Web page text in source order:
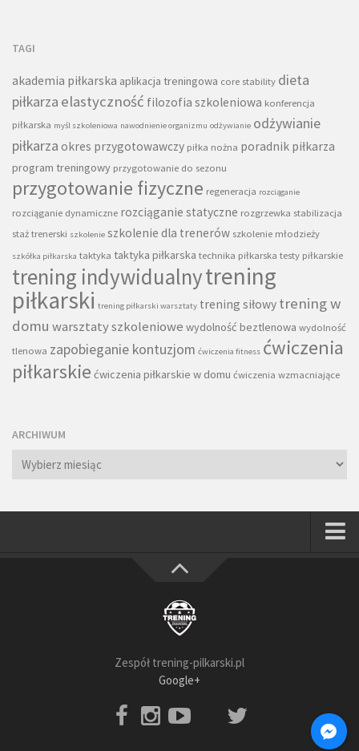
TAGI
akademia piłkarska aplikacja treningowa core stability dieta
piłkarza elastyczność filozofia szkoleniowa konferencja
piłkarska myśl szkoleniowa nawodnienie organizmu odżywianie odżywianie
piłkarza okres przygotowawczy piłka nożna poradnik piłkarza
program treningowy przygotowanie do sezonu
przygotowanie fizyczne regeneracja rozciąganie
rozciąganie dynamiczne rozciąganie statyczne rozgrzewka stabilizacja
staż trenerski szkolenie szkolenie dla trenerów szkolenie młodzieży
szkółka piłkarska taktyka taktyka piłkarska technika piłkarska testy piłkarskie
trening indywidualnytrening
piłkarski trening piłkarski warsztaty trening siłowy trening w
domu warsztaty szkoleniowe wydolność beztlenowa wydolność
tlenowa zapobieganie kontuzjom ćwiczenia fitness ćwiczenia
piłkarskie ćwiczenia piłkarskie w domu ćwiczenia wzmacniające
ARCHIWUM
Archiwum
Zespół trening-pilkarski.pl
Google+